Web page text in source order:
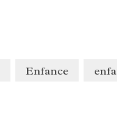
Enfance